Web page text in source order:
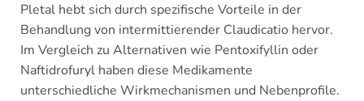
Pletal hebt sich durch spezifische Vorteile in der
Behandlung von intermittierender Claudicatio hervor.
Im Vergleich zu Alternativen wie Pentoxifyllin oder
Naftidrofuryl haben diese Medikamente
unterschiedliche Wirkmechanismen und Nebenprofile.